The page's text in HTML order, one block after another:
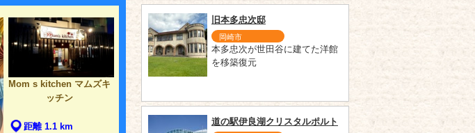
Mom s kitchen マムズキ
ッチン
距離 1.1 km
旧本多忠次邸
岡崎市
本多忠次が世田谷に建てた洋館
を移築復元
道の駅伊良湖クリスタルポルト